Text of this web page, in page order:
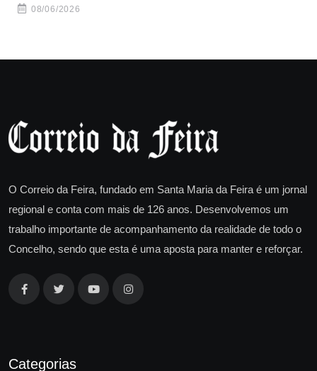
08/06/2026
O Correio da Feira, fundado em Santa Maria da Feira é um jornal
regional e conta com mais de 126 anos. Desenvolvemos um
trabalho importante de acompanhamento da realidade de todo o
Concelho, sendo que esta é uma aposta para manter e reforçar.
Categorias